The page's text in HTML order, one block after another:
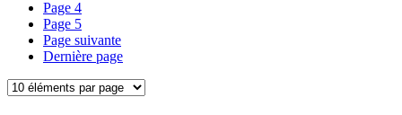
Page 4
Page 5
Page suivante
Dernière page